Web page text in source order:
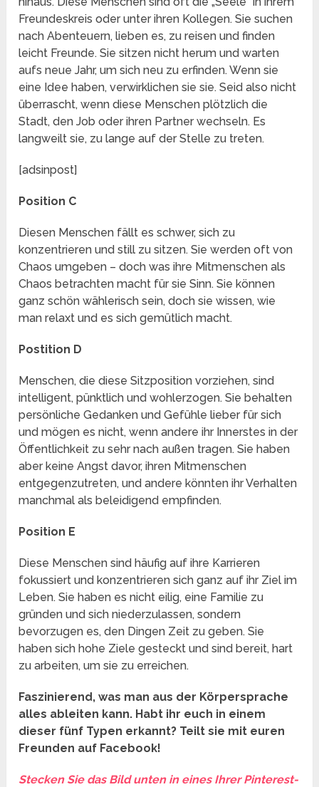
Freundeskreis oder unter ihren Kollegen. Sie suchen
nach Abenteuern, lieben es, zu reisen und finden
leicht Freunde. Sie sitzen nicht herum und warten
aufs neue Jahr, um sich neu zu erfinden. Wenn sie
eine Idee haben, verwirklichen sie sie. Seid also nicht
überrascht, wenn diese Menschen plötzlich die
Stadt, den Job oder ihren Partner wechseln. Es
langweilt sie, zu lange auf der Stelle zu treten.
[adsinpost]
Position C
Diesen Menschen fällt es schwer, sich zu
konzentrieren und still zu sitzen. Sie werden oft von
Chaos umgeben – doch was ihre Mitmenschen als
Chaos betrachten macht für sie Sinn. Sie können
ganz schön wählerisch sein, doch sie wissen, wie
man relaxt und es sich gemütlich macht.
Postition D
Menschen, die diese Sitzposition vorziehen, sind
intelligent, pünktlich und wohlerzogen. Sie behalten
persönliche Gedanken und Gefühle lieber für sich
und mögen es nicht, wenn andere ihr Innerstes in der
Öffentlichkeit zu sehr nach außen tragen. Sie haben
aber keine Angst davor, ihren Mitmenschen
entgegenzutreten, und andere könnten ihr Verhalten
manchmal als beleidigend empfinden.
Position E
Diese Menschen sind häufig auf ihre Karrieren
fokussiert und konzentrieren sich ganz auf ihr Ziel im
Leben. Sie haben es nicht eilig, eine Familie zu
gründen und sich niederzulassen, sondern
bevorzugen es, den Dingen Zeit zu geben. Sie
haben sich hohe Ziele gesteckt und sind bereit, hart
zu arbeiten, um sie zu erreichen.
Faszinierend, was man aus der Körpersprache
alles ableiten kann. Habt ihr euch in einem
dieser fünf Typen erkannt? Teilt sie mit euren
Freunden auf Facebook!
Stecken Sie das Bild unten in eines Ihrer Pinterest-